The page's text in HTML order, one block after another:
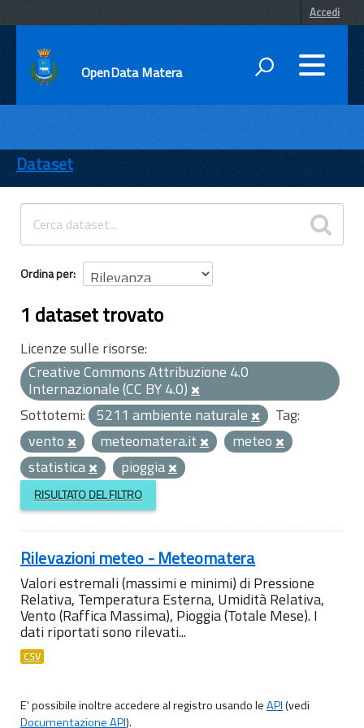
Accedi
OpenData Matera
ENTI
TEMI
INFORMAZIONI
Dataset
Ordina per
1 dataset trovato
Licenze sulle risorse:
Creative Commons Attribuzione 4.0
Internazionale (CC BY 4.0)
Sottotemi: 5211 ambiente naturale
Tag:
vento
meteomatera.it
meteo
statistica
pioggia
RISULTATO DEL FILTRO
Rilevazioni meteo - Meteomatera
Valori estremali (massimi e minimi) di Pressione
Relativa, Temperatura Esterna, Umidità Relativa,
Vento (Raffica Massima), Pioggia (Totale Mese). I
dati riportati sono rilevati...
CSV
E' possibile inoltre accedere al registro usando leAPI(vedi
Documentazione API).